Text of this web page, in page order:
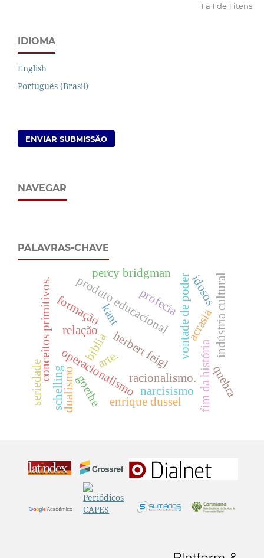
1 a 1 de 1 itens
IDIOMA
English
Português (Brasil)
ENVIAR SUBMISSÃO
NAVEGAR
PALAVRAS-CHAVE
kant
herbert feigl
bíblia
profecia
produto educacional
relação vontade de poderacrasia
formação indústria cultural
conceitos primitivos.operacionalismo
percy bridgman
fim da história
idosos
enrique dussel
arte.
schelling racionalismo.
goethe
dualismo narcisismo
seriedade quebra